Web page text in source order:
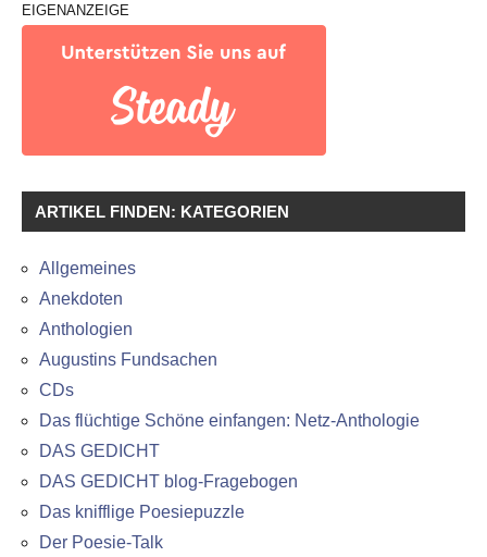
EIGENANZEIGE
ARTIKEL FINDEN: KATEGORIEN
Allgemeines
Anekdoten
Anthologien
Augustins Fundsachen
CDs
Das flüchtige Schöne einfangen: Netz-Anthologie
DAS GEDICHT
DAS GEDICHT blog-Fragebogen
Das knifflige Poesiepuzzle
Der Poesie-Talk